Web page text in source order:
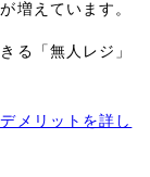
増えています。
る「無人レジ」
メリットを詳し